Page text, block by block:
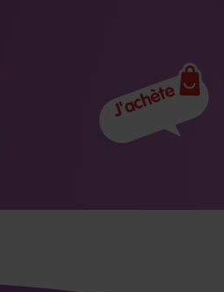
J'achète